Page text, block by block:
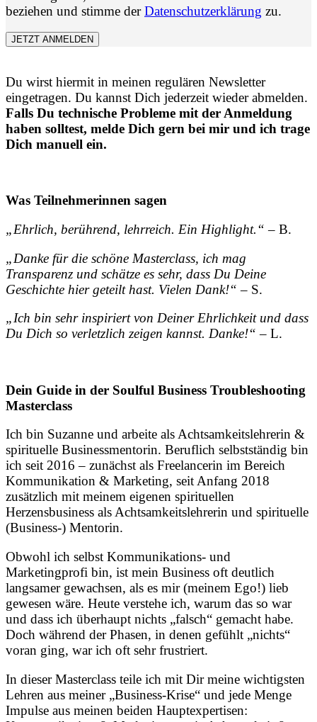
beziehen und stimme derDatenschutzerklärung zu.
JETZT ANMELDEN
Du wirst hiermit in meinen regulären Newsletter
eingetragen. Du kannst Dich jederzeit wieder abmelden.
Falls Du technische Probleme mit der Anmeldung
haben solltest, melde Dich gern bei mir und ich trage
Dich manuell ein.
Was Teilnehmerinnen sagen
„Ehrlich, berührend, lehrreich. Ein Highlight.“ – B.
„Danke für die schöne Masterclass, ich mag
Transparenz und schätze es sehr, dass Du Deine
Geschichte hier geteilt hast. Vielen Dank!“ – S.
„Ich bin sehr inspiriert von Deiner Ehrlichkeit und dass
Du Dich so verletzlich zeigen kannst. Danke!“ – L.
Dein Guide in der Soulful Business Troubleshooting
Masterclass
Ich bin Suzanne und arbeite als Achtsamkeitslehrerin &
spirituelle Businessmentorin. Beruflich selbstständig bin
ich seit 2016 – zunächst als Freelancerin im Bereich
Kommunikation & Marketing, seit Anfang 2018
zusätzlich mit meinem eigenen spirituellen
Herzensbusiness als Achtsamkeitslehrerin und spirituelle
(Business-) Mentorin.
Obwohl ich selbst Kommunikations- und
Marketingprofi bin, ist mein Business oft deutlich
langsamer gewachsen, als es mir (meinem Ego!) lieb
gewesen wäre. Heute verstehe ich, warum das so war
und dass ich überhaupt nichts „falsch“ gemacht habe.
Doch während der Phasen, in denen gefühlt „nichts“
voran ging, war ich oft sehr frustriert.
In dieser Masterclass teile ich mit Dir meine wichtigsten
Lehren aus meiner „Business-Krise“ und jede Menge
Impulse aus meinen beiden Hauptexpertisen: